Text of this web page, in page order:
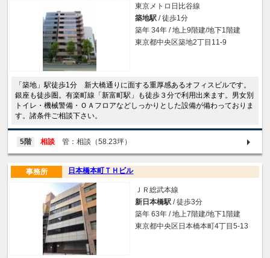
東京メトロ日比谷線
築地駅 / 徒歩1分
築年 34年 / 地上9階建/地下1階建
東京都中央区築地2丁目11-9
「築地」駅徒歩1分 新大橋通りに面する重厚感あるオフィスビルです。
銀座も徒歩圏。有楽町線「新富町駅」も徒歩３分で利用出来ます。男女別
トイレ・機械警備・ＯＡフロアなどしっかりとした設備が備わっておりま
す。諸条件ご相談下さい。
5階 相談 管：相談（58.23坪）
日本橋本町ＴＨビル
事務所
ＪＲ総武本線
新日本橋駅 / 徒歩3分
築年 63年 / 地上7階建/地下1階建
東京都中央区日本橋本町4丁目5-13